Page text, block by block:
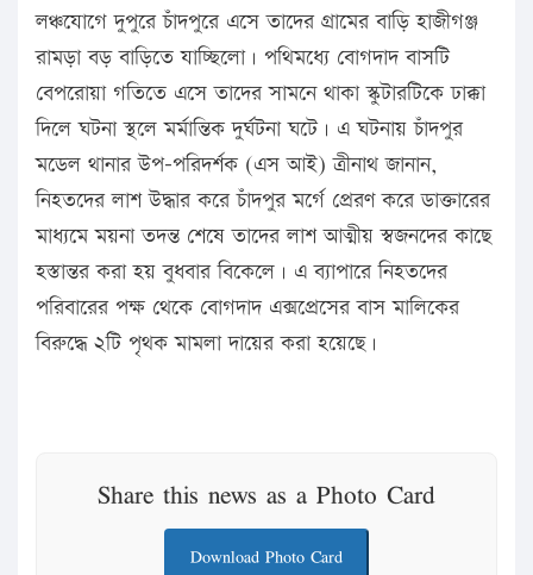
লঞ্চযোগে দুপুরে চাঁদপুরে এসে তাদের গ্রামের বাড়ি হাজীগঞ্জ
রামড়া বড় বাড়িতে যাচ্ছিলো। পথিমধ্যে বোগদাদ বাসটি
বেপরোয়া গতিতে এসে তাদের সামনে থাকা স্কুটারটিকে ঢাক্কা
দিলে ঘটনা স্থলে মর্মান্তিক দুর্ঘটনা ঘটে। এ ঘটনায় চাঁদপুর
মডেল থানার উপ-পরিদর্শক (এস আই) ত্রীনাথ জানান,
নিহতদের লাশ উদ্ধার করে চাঁদপুর মর্গে প্রেরণ করে ডাক্তারের
মাধ্যমে ময়না তদন্ত শেষে তাদের লাশ আত্মীয় স্বজনদের কাছে
হস্তান্তর করা হয় বুধবার বিকেলে। এ ব্যাপারে নিহতদের
পরিবারের পক্ষ থেকে বোগদাদ এক্সপ্রেসের বাস মালিকের
বিরুদ্ধে ২টি পৃথক মামলা দায়ের করা হয়েছে।
Share this news as a Photo Card
Download Photo Card